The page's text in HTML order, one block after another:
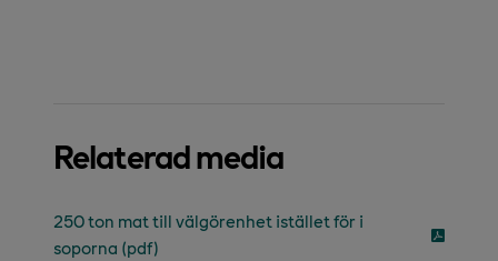
Relaterad media
250 ton mat till välgörenhet istället för i
soporna (pdf)